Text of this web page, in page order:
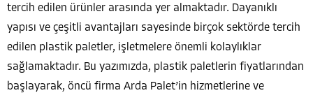
tercih edilen ürünler arasında yer almaktadır. Dayanıklı
yapısı ve çeşitli avantajları sayesinde birçok sektörde tercih
edilen plastik paletler, işletmelere önemli kolaylıklar
sağlamaktadır. Bu yazımızda, plastik paletlerin fiyatlarından
başlayarak, öncü firma Arda Palet’in hizmetlerine ve